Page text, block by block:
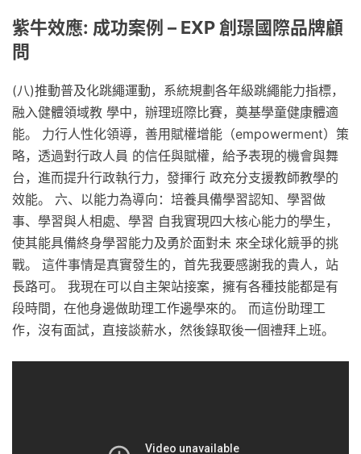
紫牛效應: 成功案例 – EXP 創璟國際品牌顧
問
(八)推動普及化跳繩運動，系統規劃各年級跳繩能力指標，
融入健體領域教 學中，辦理班際比賽，奠基學童健康體適
能。 力行人性化領導，善用賦權增能（empowerment）策
略，透過對行政人員 的信任與賦權，給予表現的機會與舞
台，進而提升行政執行力，發揮行 政充分支援教師教學的
效能。 六、以能力為導向：培養具備學習認知、學習做
事、學習與人相處、學習 自我實現四大核心能力的學生，
使其能具備終身學習能力及勇於面對未 來全球化競爭的挑
戰。 這件事情是真實發生的，首先我要感謝我的貴人，站
長路可。 我現在可以自主架站接案，擁有各種技能都是有
段時間，在他身邊做助理工作邊學來的。 而這份助理工
作，沒有面試，直接談薪水，然後錄取後一個禮拜上班。